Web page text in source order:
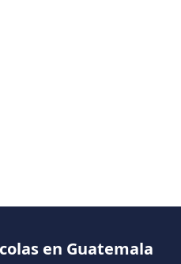
en Guatemala